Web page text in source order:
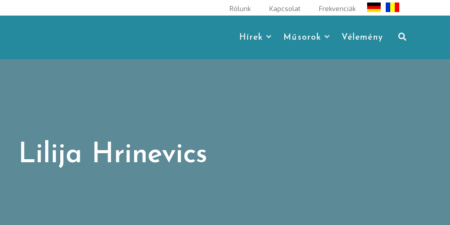
Rólunk Kapcsolat Frekvenciák
Hírek Műsorok Vélemény
Lilija Hrinevics